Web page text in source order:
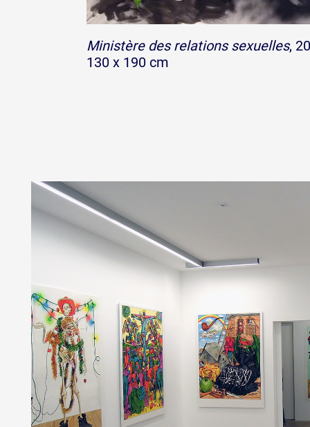
Ministère des relations sexuelles,
130 x 190 cm